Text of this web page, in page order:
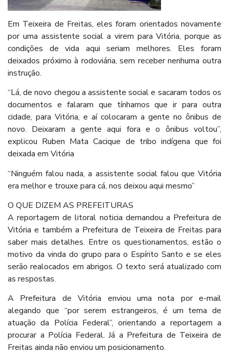
Em Teixeira de Freitas, eles foram orientados novamente
por uma assistente social a virem para Vitória, porque as
condições de vida aqui seriam melhores. Eles foram
deixados próximo à rodoviária, sem receber nenhuma outra
instrução.
“Lá, de novo chegou a assistente social e sacaram todos os
documentos e falaram que tínhamos que ir para outra
cidade, para Vitória, e aí colocaram a gente no ônibus de
novo. Deixaram a gente aqui fora e o ônibus voltou”,
explicou Ruben Mata Cacique de tribo indígena que foi
deixada em Vitória
“Ninguém falou nada, a assistente social falou que Vitória
era melhor e trouxe para cá, nos deixou aqui mesmo”
O QUE DIZEM AS PREFEITURAS
A reportagem de litoral noticia demandou a Prefeitura de
Vitória e também a Prefeitura de Teixeira de Freitas para
saber mais detalhes. Entre os questionamentos, estão o
motivo da vinda do grupo para o Espírito Santo e se eles
serão realocados em abrigos. O texto será atualizado com
as respostas.
A Prefeitura de Vitória enviou uma nota por e-mail
alegando que “por serem estrangeiros, é um tema de
atuação da Polícia Federal”, orientando a reportagem a
procurar a Polícia Federal. Já a Prefeitura de Teixeira de
Freitas ainda não enviou um posicionamento.